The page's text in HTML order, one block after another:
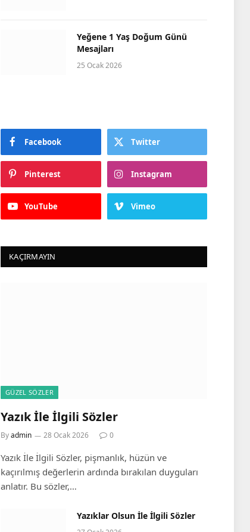
Yeğene 1 Yaş Doğum Günü
Mesajları
25 Ocak 2026
Facebook Twitter
Pinterest Instagram
YouTube Vimeo
KAÇIRMAYIN
GÜZEL SÖZLER
Yazık İle İlgili Sözler
Byadmin 28 Ocak 2026 0
Yazık İle İlgili Sözler, pişmanlık, hüzün ve
kaçırılmış değerlerin ardında bırakılan duyguları
anlatır. Bu sözler,…
Yazıklar Olsun İle İlgili Sözler